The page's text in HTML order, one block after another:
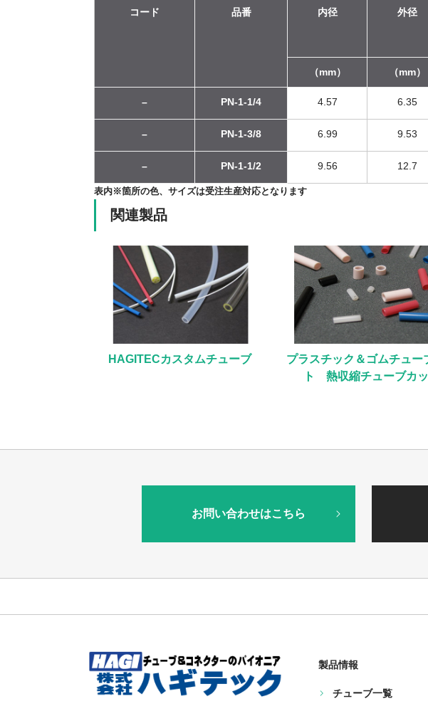
コード 品番 内径 外径
（mm） （mm）
– PN-1-1/4 4.57 6.35
– PN-1-3/8 6.99 9.53
– PN-1-1/2 9.56 12.7
表内※箇所の色、サイズは受注生産対応となります
関連製品
HAGITECカスタムチューブ
プラスチック＆ゴムチュー
ト 熱収縮チューブカ
お問い合わせはこちら
製品情報
チューブ一覧